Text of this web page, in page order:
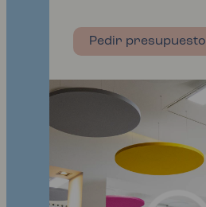
Pedir presupuesto